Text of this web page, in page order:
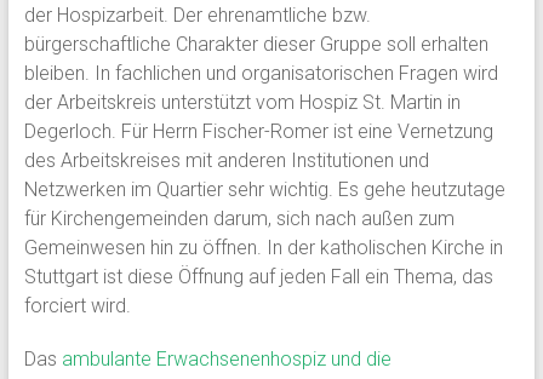
der Hospizarbeit. Der ehrenamtliche bzw.
bürgerschaftliche Charakter dieser Gruppe soll erhalten
bleiben. In fachlichen und organisatorischen Fragen wird
der Arbeitskreis unterstützt vom Hospiz St. Martin in
Degerloch. Für Herrn Fischer-Romer ist eine Vernetzung
des Arbeitskreises mit anderen Institutionen und
Netzwerken im Quartier sehr wichtig. Es gehe heutzutage
für Kirchengemeinden darum, sich nach außen zum
Gemeinwesen hin zu öffnen. In der katholischen Kirche in
Stuttgart ist diese Öffnung auf jeden Fall ein Thema, das
forciert wird.
Das ambulante Erwachsenenhospiz und die